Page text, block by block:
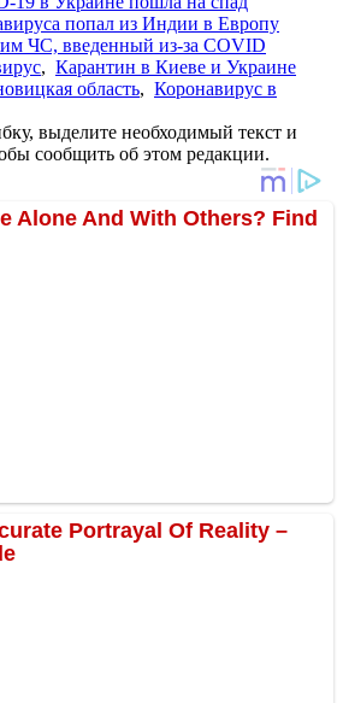
попал из Индии в Европу
ЧС, введенный из-за COVID
, Карантин в Киеве и Украине
область, Коронавирус в
выделите необходимый текст и
сообщить об этом редакции.